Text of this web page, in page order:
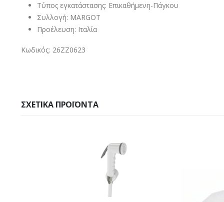
Τύπος εγκατάστασης: Επικαθήμενη-Πάγκου
Συλλογή: MARGOT
Προέλευση: Ιταλία
Κωδικός: 26ZZ0623
ΣΧΕΤΙΚΆ ΠΡΟΪΌΝΤΑ